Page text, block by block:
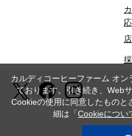
カルディコーヒーファーム オ
ております。引き続き、Web
Cookieの使用に同意したもの
細は「Cookieについ